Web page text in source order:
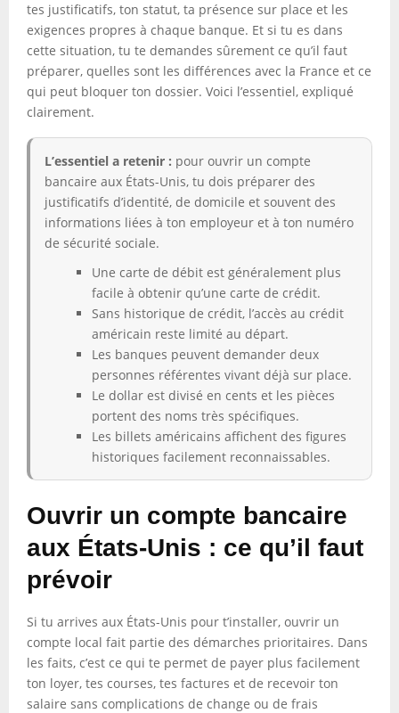
tes justificatifs, ton statut, ta présence sur place et les
exigences propres à chaque banque. Et si tu es dans
cette situation, tu te demandes sûrement ce qu’il faut
préparer, quelles sont les différences avec la France et ce
qui peut bloquer ton dossier. Voici l’essentiel, expliqué
clairement.
L’essentiel a retenir : pour ouvrir un compte
bancaire aux États-Unis, tu dois préparer des
justificatifs d’identité, de domicile et souvent des
informations liées à ton employeur et à ton numéro
de sécurité sociale.
Une carte de débit est généralement plus
facile à obtenir qu’une carte de crédit.
Sans historique de crédit, l’accès au crédit
américain reste limité au départ.
Les banques peuvent demander deux
personnes référentes vivant déjà sur place.
Le dollar est divisé en cents et les pièces
portent des noms très spécifiques.
Les billets américains affichent des figures
historiques facilement reconnaissables.
Ouvrir un compte bancaire
aux États-Unis : ce qu’il faut
prévoir
Si tu arrives aux États-Unis pour t’installer, ouvrir un
compte local fait partie des démarches prioritaires. Dans
les faits, c’est ce qui te permet de payer plus facilement
ton loyer, tes courses, tes factures et de recevoir ton
salaire sans complications de change ou de frais